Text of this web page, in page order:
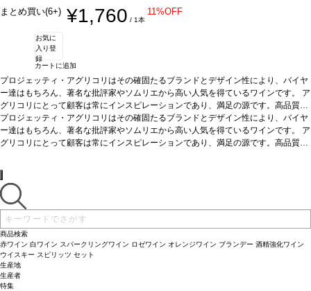
まとめ買い(6+) ¥1,760 / 1本
11%OFF
お気に
入り登
録
カートに追加
プロジェッティ・アグリコリはその確固たるブランドとデザイン性により、バイヤ
ー達はもちろん、著名な批評家やソムリエから高い人気を得ているワインです。 ア
グリコリにとって顧客は常にインスピレーションであり、満足の源です。高品質の
ワインを作る使命もつと同時に、環境にやさしく、倫理基準に準拠していることも
大切にしています。すべてのワイン造りを「ユニークなプロジェクト」として取り
組んでおり、最高のイタリア産ブドウを栽培する専門チームのおかげで、細かいと
熟成とともに深赤色になる。初めは新鮮なアロマで、時間とともに複雑になってい
く。 ブラックベリー、チェリー、熟した果物全般が特徴で、 柔らかいタンニンと
酸のバランスがとれているため、非常に興味深いストラクチャーとなっている。
う料理
料理葡萄品種サンジョヴェーゼ、モンテプルチャーノ
プロジェッティ・アグリコリはその確固たるブランドとデザイン性により、バイヤ
ー達はもちろん、著名な批評家やソムリエから高い人気を得ているワインです。 ア
グリコリにとって顧客は常にインスピレーションであり、満足の源です。高品質の
大切にしています。すべてのワイン造りを「ユニークなプロジェクト」として取り
組んでおり、最高のイタリア産ブドウを栽培する専門チームのおかげで、細かいと
ころにまで細心の注意を払ってワイン造りをしています。
熟成とともに深赤色になる。初めは新鮮なアロマで、時間とともに複雑になってい
く。 ブラックベリー、チェリー、熟した果物全般が特徴で、 柔らかいタンニンと
酸のバランスがとれているため、非常に興味深いストラクチャーとなっている。合
う料理熟成したハードチーズ、ローストポーク、ビーフステーキ、すべての狩猟肉
料理葡萄品種サンジョヴェーゼ、モンテプルチャーノ
商品検索
赤ワイン 白ワイン スパークリングワイン ロゼワイン オレンジワイン ブランデー 酒精強化ワイン
ウイスキー スピリッツ セット
生産地
生産者
特集